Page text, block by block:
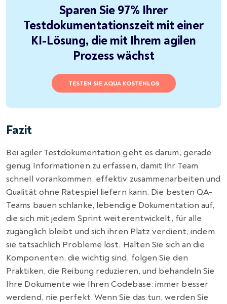
Sparen Sie 97% Ihrer
Testdokumentationszeit mit einer
KI-Lösung, die mit Ihrem agilen
Prozess wächst
TESTEN SIE AQUA KOSTENLOS
Fazit
Bei agiler Testdokumentation geht es darum, gerade
genug Informationen zu erfassen, damit Ihr Team
schnell vorankommen, effektiv zusammenarbeiten und
Qualität ohne Ratespiel liefern kann. Die besten QA-
Teams bauen schlanke, lebendige Dokumentation auf,
die sich mit jedem Sprint weiterentwickelt, für alle
zugänglich bleibt und sich ihren Platz verdient, indem
sie tatsächlich Probleme löst. Halten Sie sich an die
Komponenten, die wichtig sind, folgen Sie den
Praktiken, die Reibung reduzieren, und behandeln Sie
Ihre Dokumente wie Ihren Codebase: immer besser
werdend, nie perfekt. Wenn Sie das tun, werden Sie